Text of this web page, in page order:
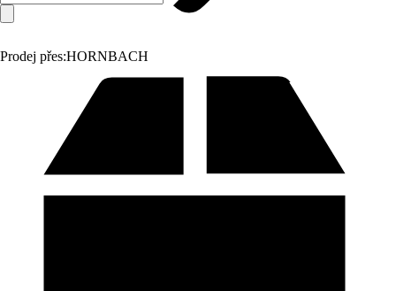
Prodej přes:HORNBACH